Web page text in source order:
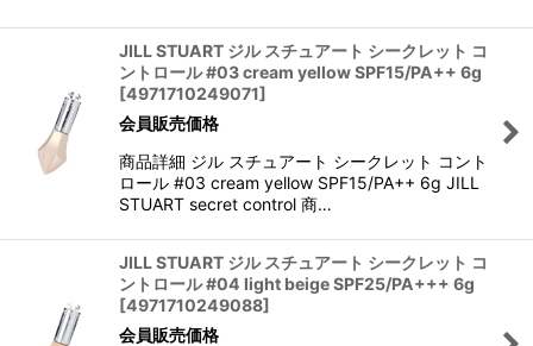
JILL STUART ジル スチュアート シークレット コ
ントロール #03 cream yellow SPF15/PA++ 6g
[4971710249071]
会員販売価格
商品詳細 ジル スチュアート シークレット コント
ロール #03 cream yellow SPF15/PA++ 6g JILL
STUART secret control 商…
JILL STUART ジル スチュアート シークレット コ
ントロール #04 light beige SPF25/PA+++ 6g
[4971710249088]
会員販売価格